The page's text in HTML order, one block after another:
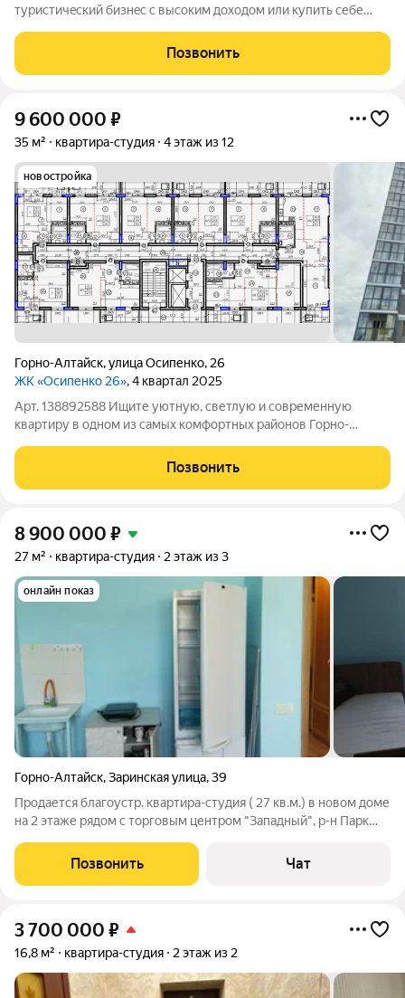
туpистичecкий бизнec c высоким доxoдом или купить себе
нeдвижимoсть c pастущим туpистичecким cпpocом?Купите
Позвонить
9 600 000 ₽
35 м² квартира-студия 4 этаж из 12
новостройка
Горно-Алтайск,улица Осипенко, 26
ЖК «Осипенко 26», 4 квартал 2025
Арт. 138892588 Ищите уютную, светлую и современную
квартиру в одном из самых комфортных районов Горно-
комнатная квартира в центре Горно-Алтайска с панорамным
видом! Просторная и светлая
Позвонить
8 900 000 ₽
27 м² квартира-студия 2 этаж из 3
онлайн показ
Горно-Алтайск,Заринская улица,39
Продается благоустр. квартира-студия ( 27 кв.м.) в новом доме
на 2 этаже рядом с торговым центром "Западный", р-н Парк
потолок. Вся инфраструктура рядом.
Позвонить Чат
3 700 000 ₽
16,8 м² квартира-студия 2 этаж из 2